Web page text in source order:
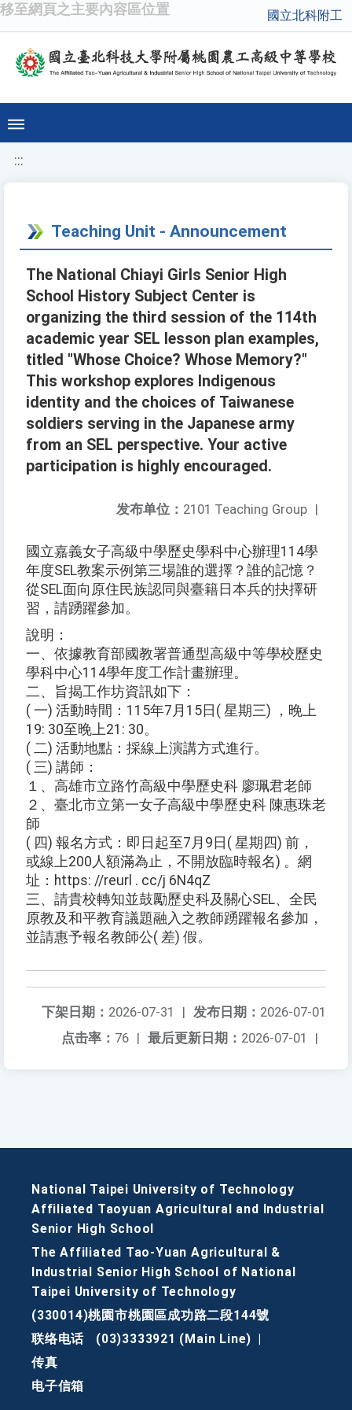
移至網頁之主要內容區位置 國立北科附工
:::
Teaching Unit - Announcement
The National Chiayi Girls Senior High
School History Subject Center is
organizing the third session of the 114th
academic year SEL lesson plan examples,
titled "Whose Choice? Whose Memory?"
This workshop explores Indigenous
identity and the choices of Taiwanese
soldiers serving in the Japanese army
from an SEL perspective. Your active
participation is highly encouraged.
发布单位： 2101 Teaching Group |
國立嘉義女子高級中學歷史學科中心辦理114學
年度SEL教案示例第三場誰的選擇？誰的記憶？
從SEL面向原住民族認同與臺籍日本兵的抉擇研
習，請踴躍參加。
說明：
一、依據教育部國教署普通型高級中等學校歷史
學科中心114學年度工作計畫辦理。
二、旨揭工作坊資訊如下：
( 一) 活動時間：115年7月15日( 星期三) ，晚上
19: 30至晚上21: 30。
( 二) 活動地點：採線上演講方式進行。
( 三) 講師：
１、高雄市立路竹高級中學歷史科 廖珮君老師
２、臺北市立第一女子高級中學歷史科 陳惠珠老
師
( 四) 報名方式：即日起至7月9日( 星期四) 前，
或線上200人額滿為止，不開放臨時報名) 。網
址：https: //reurl . cc/j 6N4qZ
三、請貴校轉知並鼓勵歷史科及關心SEL、全民
原教及和平教育議題融入之教師踴躍報名參加，
並請惠予報名教師公( 差) 假。
发布日期： 2026-07-01
下架日期： 2026-07-31
|
最后更新日期： 2026-07-01 |
点击率： 76 |
National Taipei University of Technology
Affiliated Taoyuan Agricultural and Industrial
Senior High School
The Affiliated Tao-Yuan Agricultural &
Industrial Senior High School of National
Taipei University of Technology
(330014)桃園市桃園區成功路二段144號
联络电话
(03)3333921 (Main Line)
传真
电子信箱